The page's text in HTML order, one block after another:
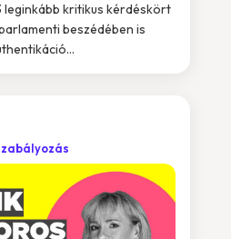
leginkább kritikus kérdéskört
beszédében is